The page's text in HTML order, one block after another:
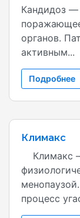
Кандидоз —
органов.
активным...
Подробнее
Климакс
Климакс –
процесс